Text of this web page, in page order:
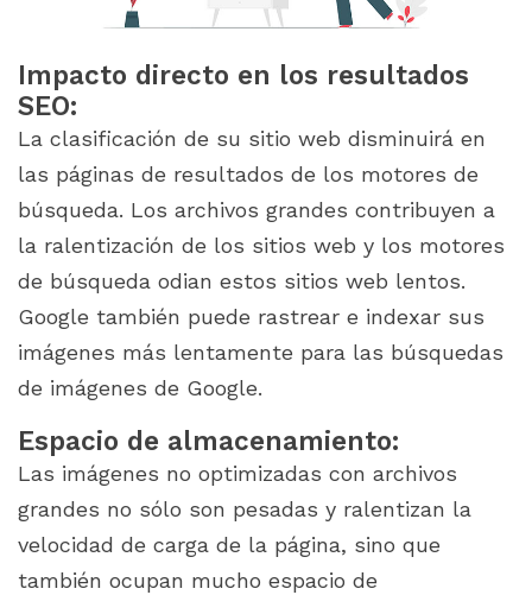
Impacto directo en los resultados
SEO:
La clasificación de su sitio web disminuirá en
las páginas de resultados de los motores de
búsqueda. Los archivos grandes contribuyen a
la ralentización de los sitios web y los motores
de búsqueda odian estos sitios web lentos.
Google también puede rastrear e indexar sus
imágenes más lentamente para las búsquedas
de imágenes de Google.
Espacio de almacenamiento:
Las imágenes no optimizadas con archivos
grandes no sólo son pesadas y ralentizan la
velocidad de carga de la página, sino que
también ocupan mucho espacio de